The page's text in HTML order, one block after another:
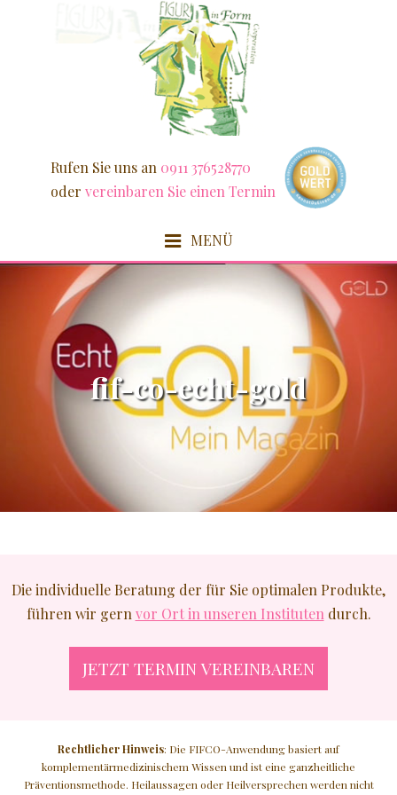
Rufen Sie uns an 0911 376528770
oder vereinbaren Sie einen Termin
MENÜ
FIT & SCHLANK
DETOX / FASZIEN
JÜNGER AUSSEHEN
GLATTE HAUT
fif-co-echt-gold
Die individuelle Beratung der für Sie optimalen Produkte,
führen wir gern vor Ort in unseren Instituten durch.
JETZT TERMIN VEREINBAREN
Rechtlicher Hinweis: Die FIFCO-Anwendung basiert auf
komplementärmedizinischem Wissen und ist eine ganzheitliche
Präventionsmethode. Heilaussagen oder Heilversprechen werden nicht